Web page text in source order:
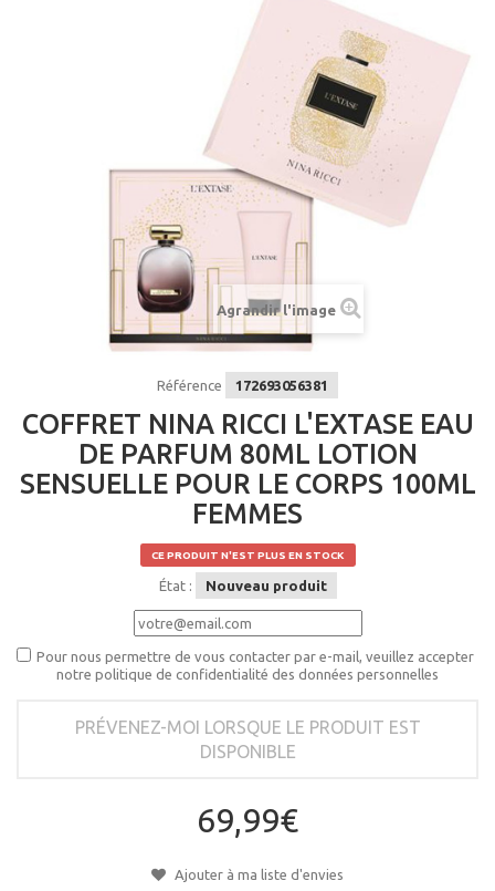
Agrandir l'image
Référence 172693056381
COFFRET NINA RICCI L'EXTASE EAU
DE PARFUM 80ML LOTION
SENSUELLE POUR LE CORPS 100ML
FEMMES
CE PRODUIT N'EST PLUS EN STOCK
État : Nouveau produit
Pour nous permettre de vous contacter par e-mail, veuillez accepter
notre politique de confidentialité des données personnelles
PRÉVENEZ-MOI LORSQUE LE PRODUIT EST
DISPONIBLE
69,99€
Ajouter à ma liste d'envies